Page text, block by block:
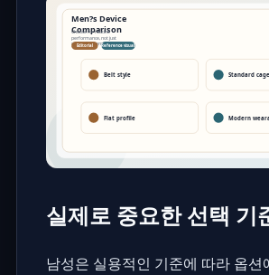
실제로 중요한 선택 기
남성은 실용적인 기준에 따라 옵션